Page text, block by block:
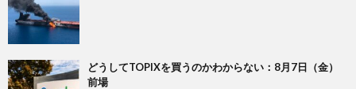
どうしてTOPIXを買うのかわからない：8月7日（金）
前場